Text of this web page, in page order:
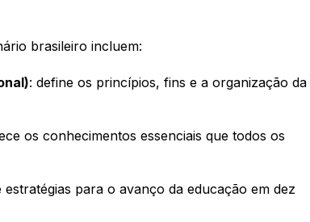
brasileiro incluem:
: define os princípios, fins e a organização da
os conhecimentos essenciais que todos os
estratégias para o avanço da educação em dez